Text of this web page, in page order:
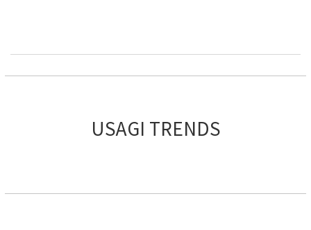
USAGI TRENDS